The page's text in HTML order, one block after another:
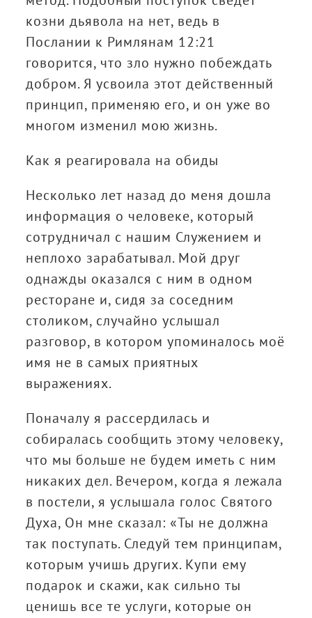
козни дьявола на нет, ведь в
Послании к Римлянам 12:21
говорится, что зло нужно побеждать
добром. Я усвоила этот действенный
принцип, применяю его, и он уже во
многом изменил мою жизнь.
Как я реагировала на обиды
Несколько лет назад до меня дошла
информация о человеке, который
сотрудничал с нашим Служением и
неплохо зарабатывал. Мой друг
однажды оказался с ним в одном
ресторане и, сидя за соседним
столиком, случайно услышал
разговор, в котором упоминалось моё
имя не в самых приятных
выражениях.
Поначалу я рассердилась и
собиралась сообщить этому человеку,
что мы больше не будем иметь с ним
никаких дел. Вечером, когда я лежала
в постели, я услышала голос Святого
Духа, Он мне сказал: «Ты не должна
так поступать. Следуй тем принципам,
которым учишь других. Купи ему
подарок и скажи, как сильно ты
ценишь все те услуги, которые он